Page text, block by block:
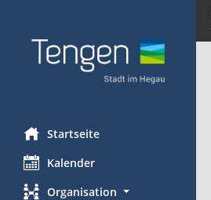
Startseite
Kalender
Organisation